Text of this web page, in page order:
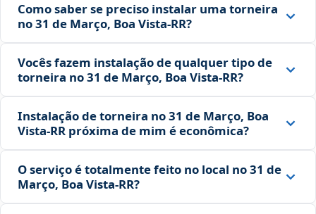
Como saber se preciso instalar uma torneira
no 31 de Março, Boa Vista‑RR?
Vocês fazem instalação de qualquer tipo de
torneira no 31 de Março, Boa Vista‑RR?
Instalação de torneira no 31 de Março, Boa
Vista‑RR próxima de mim é econômica?
O serviço é totalmente feito no local no 31 de
Março, Boa Vista‑RR?